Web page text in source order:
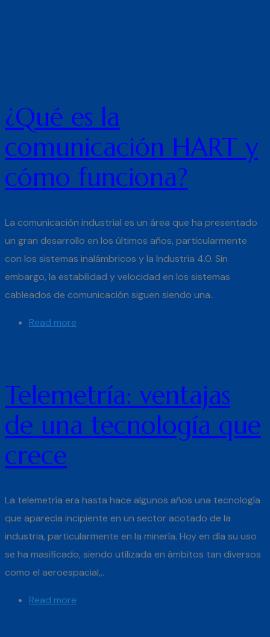
¿Qué es la
comunicación HART y
cómo funciona?
La comunicación industrial es un área que ha presentado
un gran desarrollo en los últimos años, particularmente
con los sistemas inalámbricos y la Industria 4.0. Sin
embargo, la estabilidad y velocidad en los sistemas
cableados de comunicación siguen siendo una..
Read more
Telemetría: ventajas
de una tecnología que
crece
La telemetría era hasta hace algunos años una tecnología
que aparecía incipiente en un sector acotado de la
industria, particularmente en la minería. Hoy en día su uso
se ha masificado, siendo utilizada en ámbitos tan diversos
como el aeroespacial,..
Read more